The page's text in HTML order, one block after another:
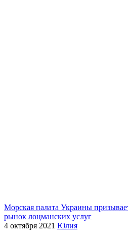
Морская палата Украины
рынок лоцманских услуг
4 октября 2021 Юлия